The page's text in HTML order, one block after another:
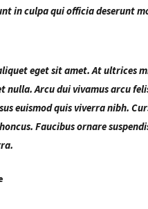
in culpa qui officia deserunt
eget sit amet. At ultrices
nulla. Arcu dui vivamus arcu
euismod quis viverra nibh.
Faucibus ornare